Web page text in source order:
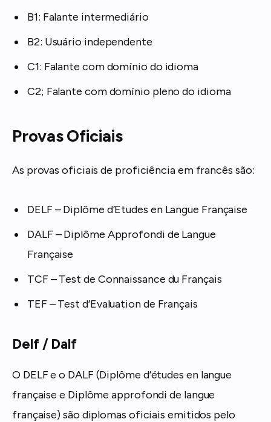
B1: Falante intermediário
B2: Usuário independente
C1: Falante com domínio do idioma
C2; Falante com domínio pleno do idioma
Provas Oficiais
As provas oficiais de proficiência em francês são:
DELF – Diplôme d’Etudes en Langue Française
DALF – Diplôme Approfondi de Langue
Française
TCF – Test de Connaissance du Français
TEF – Test d’Evaluation de Français
Delf / Dalf
O DELF e o DALF (Diplôme d’études en langue
française e Diplôme approfondi de langue
française) são diplomas oficiais emitidos pelo